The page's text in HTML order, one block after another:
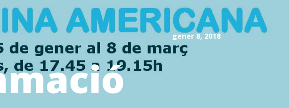
gener 8, 2018